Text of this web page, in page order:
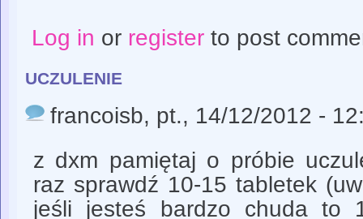
Log in or registerto post
uczulenie
francoisb, pt., 14/12/2012 -
z dxm pamiętaj o próbie
raz sprawdź 10-15 tabletek
jeśli jesteś bardzo chuda to